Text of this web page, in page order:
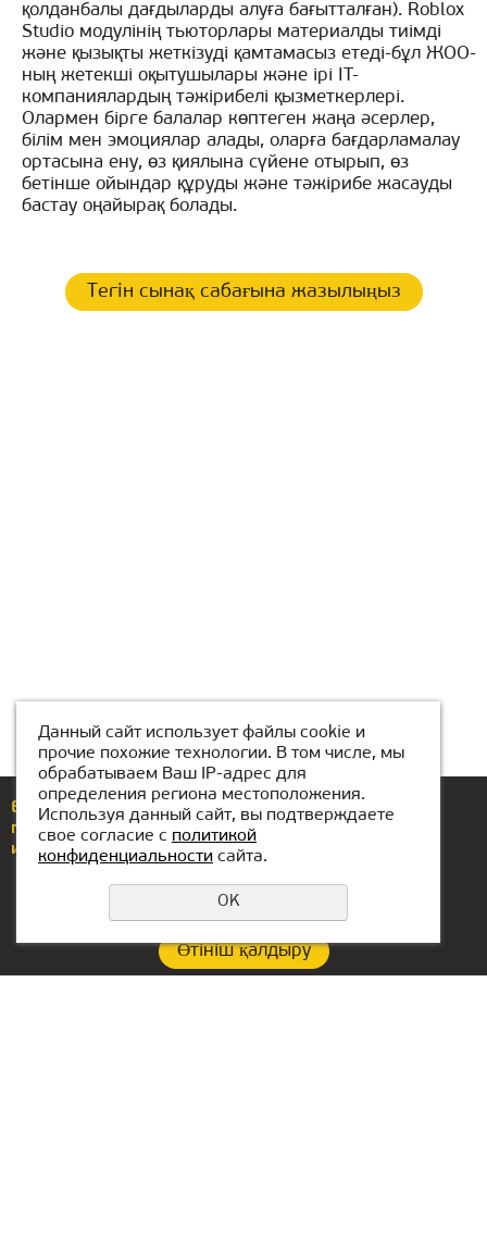
қолданбалы дағдыларды алуға бағытталған). Roblox
Studio модулінің тьюторлары материалды тиімді
және қызықты жеткізуді қамтамасыз етеді-бұл ЖОО-
ның жетекші оқытушылары және ірі IT-
компаниялардың тәжірибелі қызметкерлері.
Олармен бірге балалар көптеген жаңа әсерлер,
білім мен эмоциялар алады, оларға бағдарламалау
ортасына ену, өз қиялына сүйене отырып, өз
бетінше ойындар құруды және тәжірибе жасауды
бастау оңайырақ болады.
Тегін сынақ сабағына жазылыңыз
Еcли у вас возникли вопросы или предложения,
позвоните по номеру +7(771)425-86-37
или напишите намalmaty@kiber-one.com
Өтініш қалдыру
Данный сайт использует файлы cookie и
прочие похожие технологии. В том числе, мы
обрабатываем Ваш IP-адрес для
определения региона местоположения.
Используя данный сайт, вы подтверждаете
свое согласие с политикой
конфиденциальности сайта.
OK